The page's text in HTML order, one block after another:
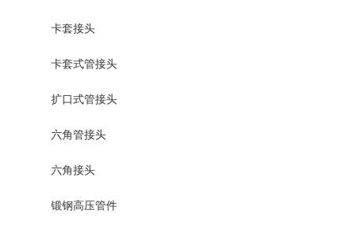
卡套接头
卡套式管接头
扩口式管接头
六角管接头
六角接头
锻钢高压管件